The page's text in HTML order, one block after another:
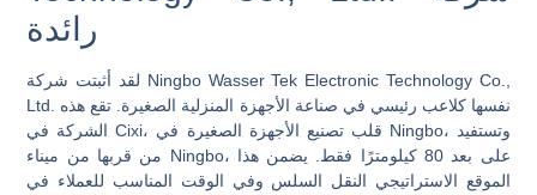
لقد أثبتت شركة Ningbo Wasser Tek Electronic Technology Co.,
Ltd. نفسها كلاعب رئيسي في صناعة الأجهزة المنزلية الصغيرة. تقع هذه
الشركة في Cixi، قلب تصنيع الأجهزة الصغيرة في Ningbo، وتستفيد
من قربها من ميناء Ningbo، على بعد 80 كيلومترًا فقط. يضمن هذا
الموقع الاستراتيجي النقل السلس وفي الوقت المناسب للعملاء في